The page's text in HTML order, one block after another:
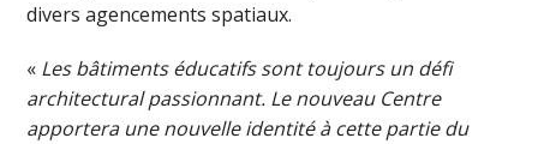
divers agencements spatiaux.
« Les bâtiments éducatifs sont toujours un défi
architectural passionnant. Le nouveau Centre
apportera une nouvelle identité à cette partie du